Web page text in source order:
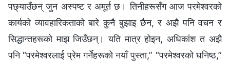
पछ्याउँछन्‌ जुन अस्पष्ट र अमूर्त छ। तिनीहरूसँग आज परमेश्‍वरको
कार्यको व्यावहारिकताको बारे कुनै बुझाइ छैन, र अझै पनि वचन र
सिद्धान्तहरूको माझ जिउँछन्‌। यति मात्र होइन, अधिकांश त अझै
पनि “परमेश्‍वरलाई प्रेम गर्नेहरूको नयाँ पुस्ता,” “परमेश्‍वरको घनिष्ठ,”